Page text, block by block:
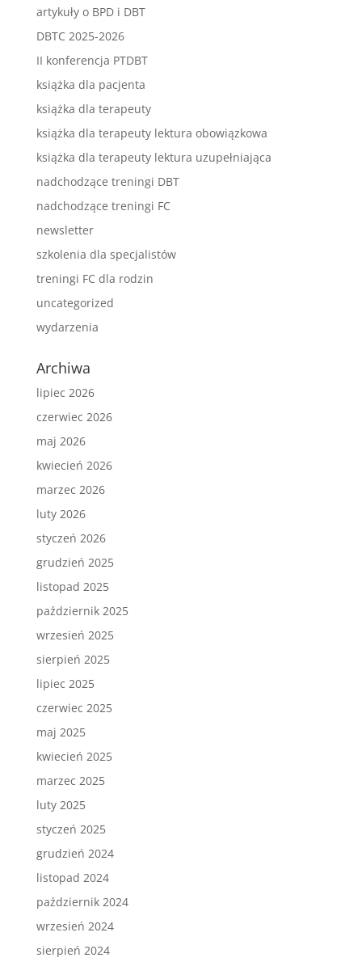
artykuły o BPD i DBT
DBTC 2025-2026
II konferencja PTDBT
książka dla pacjenta
książka dla terapeuty
książka dla terapeuty lektura obowiązkowa
książka dla terapeuty lektura uzupełniająca
nadchodzące treningi DBT
nadchodzące treningi FC
newsletter
szkolenia dla specjalistów
treningi FC dla rodzin
uncategorized
wydarzenia
Archiwa
lipiec 2026
czerwiec 2026
maj 2026
kwiecień 2026
marzec 2026
luty 2026
styczeń 2026
grudzień 2025
listopad 2025
październik 2025
wrzesień 2025
sierpień 2025
lipiec 2025
czerwiec 2025
maj 2025
kwiecień 2025
marzec 2025
luty 2025
styczeń 2025
grudzień 2024
listopad 2024
październik 2024
wrzesień 2024
sierpień 2024